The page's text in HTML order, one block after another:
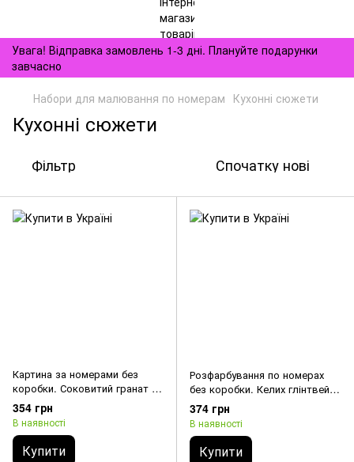
Увага! Відправка замовлень 1-3 дні. Плануйте подарунки
завчасно
Набори для малювання по номерам Кухонні сюжети
Кухонні сюжети
Фільтр Спочатку нові
Картина за номерами без
коробки. Соковитий гранат 40
х 50 см
354 грн
В наявності
Купити
Розфарбування по номерах
без коробки. Келих глінтвейну
40 х 50 см
374 грн
В наявності
Купити